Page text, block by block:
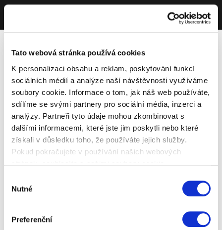
Tato webová stránka používá cookies
K personalizaci obsahu a reklam, poskytování funkcí
sociálních médií a analýze naší návštěvnosti využíváme
soubory cookie. Informace o tom, jak náš web používáte,
sdílíme se svými partnery pro sociální média, inzerci a
analýzy. Partneři tyto údaje mohou zkombinovat s
dalšími informacemi, které jste jim poskytli nebo které
získali v důsledku toho, že používáte jejich služby.
Pokud pokračujete v používání našich webových
souhlasu
Nutné
Preferenční